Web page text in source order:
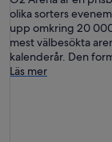
olika sorters
upp omkring 20
mest välbesökta
kalenderår. Den
Läs mer